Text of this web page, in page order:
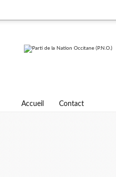
Accueil Contact